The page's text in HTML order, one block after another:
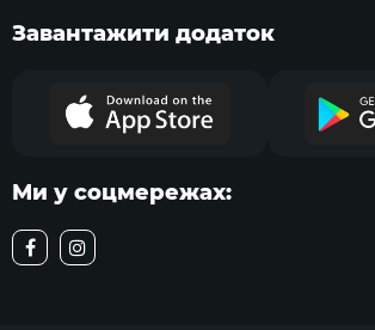
Завантажити додаток
Ми у соцмережах: